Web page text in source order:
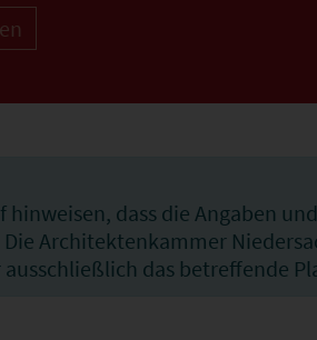
dass die Angaben
Architektenkammer
das betreffende